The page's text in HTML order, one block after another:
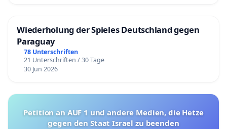
Wiederholung der Spieles Deutschland gegen
Paraguay
78 Unterschriften
21 Unterschriften / 30 Tage
30 Jun 2026
Petition an AUF 1 und andere Medien, die Hetze
gegen den Staat Israel zu beenden